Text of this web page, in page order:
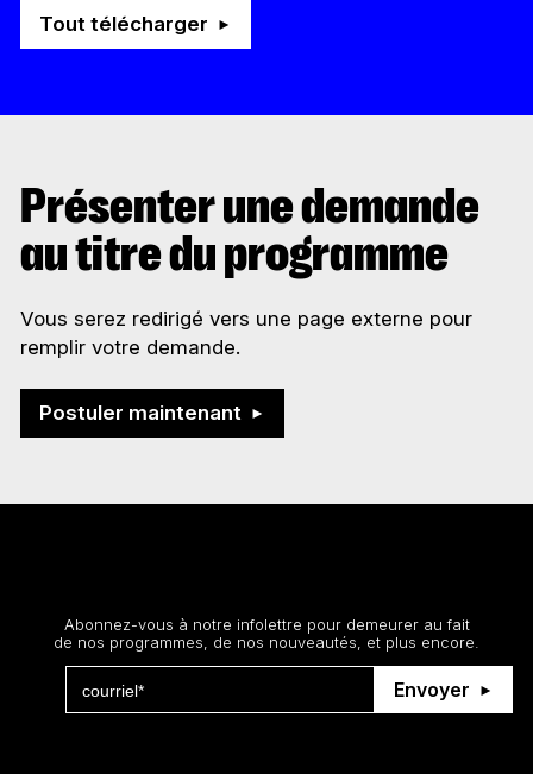
Tout télécharger
Présenter une demande
au titre du programme
Vous serez redirigé vers une page externe pour
remplir votre demande.
Postuler maintenant
Abonnez-vous à notre infolettre pour demeurer au fait
de nos programmes, de nos nouveautés, et plus encore.
Envoyer